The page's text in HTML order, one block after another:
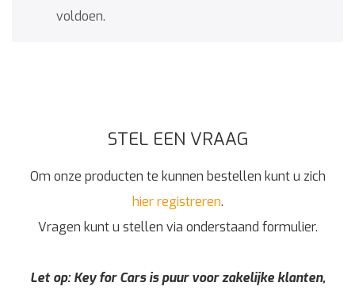
voldoen.
STEL EEN VRAAG
Om onze producten te kunnen bestellen kunt u zich
hier registreren.
Vragen kunt u stellen via onderstaand formulier.
Let op: Key for Cars is puur voor zakelijke klanten,